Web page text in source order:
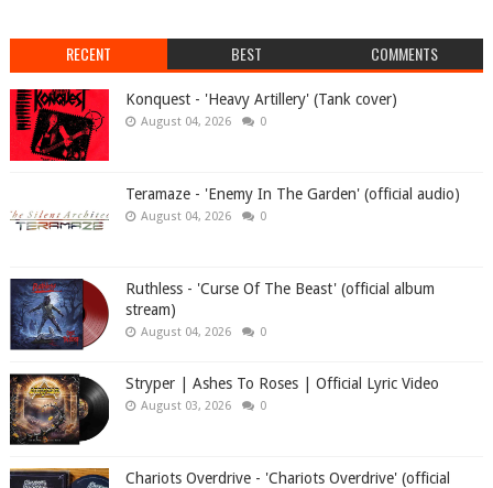
RECENT BEST COMMENTS
Konquest - 'Heavy Artillery' (Tank cover)
August 04, 2026 0
Teramaze - 'Enemy In The Garden' (official audio)
August 04, 2026 0
Ruthless - 'Curse Of The Beast' (official album
stream)
August 04, 2026 0
Stryper | Ashes To Roses | Official Lyric Video
August 03, 2026 0
Chariots Overdrive - 'Chariots Overdrive' (official